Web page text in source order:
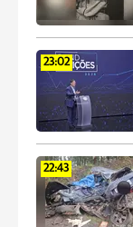
23:02
22:43